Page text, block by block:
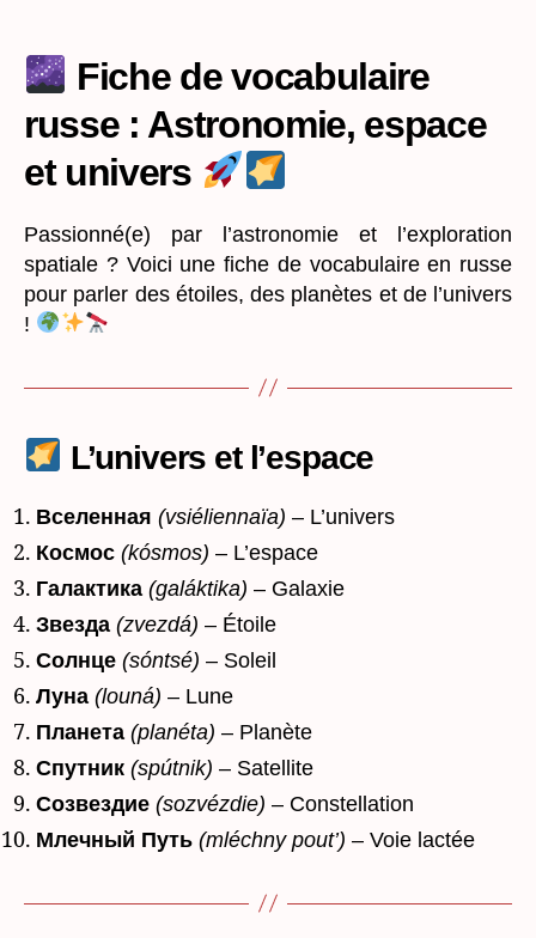
Astronomie,
espace
et
univers
Fiche de vocabulaire
russe : Astronomie, espace
et univers
Passionné(e) par l’astronomie et l’exploration
spatiale ? Voici une fiche de vocabulaire en russe
pour parler des étoiles, des planètes et de l’univers
!
L’univers et l’espace
Вселенная (vsiéliennaïa) – L’univers
Космос (kósmos) – L’espace
Галактика (galáktika) – Galaxie
Звезда (zvezdá) – Étoile
Солнце (sóntsé) – Soleil
Луна (louná) – Lune
Планета (planéta) – Planète
Спутник (spútnik) – Satellite
Созвездие (sozvézdie) – Constellation
Млечный Путь (mléchny pout’) – Voie lactée